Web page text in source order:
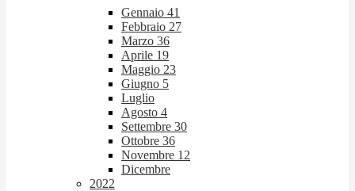
Gennaio 41
Febbraio 27
Marzo 36
Aprile 19
Maggio 23
Giugno 5
Luglio
Agosto 4
Settembre 30
Ottobre 36
Novembre 12
Dicembre
2022